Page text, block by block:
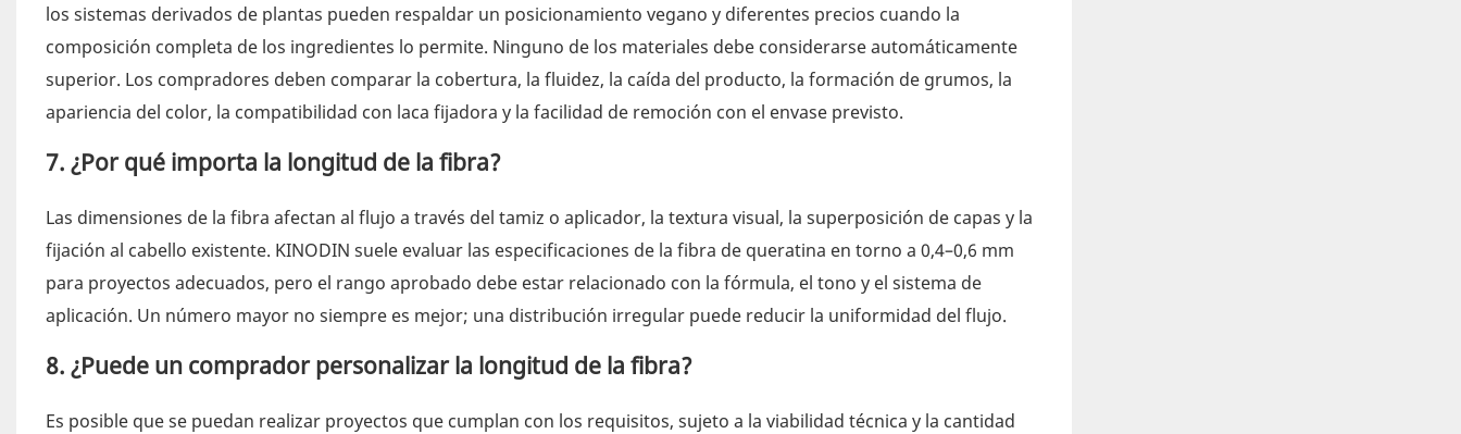
los sistemas derivados de plantas pueden respaldar un posicionamiento vegano y diferentes precios cuando la
composición completa de los ingredientes lo permite. Ninguno de los materiales debe considerarse automáticamente
superior. Los compradores deben comparar la cobertura, la fluidez, la caída del producto, la formación de grumos, la
apariencia del color, la compatibilidad con laca fijadora y la facilidad de remoción con el envase previsto.
7. ¿Por qué importa la longitud de la fibra?
Las dimensiones de la fibra afectan al flujo a través del tamiz o aplicador, la textura visual, la superposición de capas y la
fijación al cabello existente. KINODIN suele evaluar las especificaciones de la fibra de queratina en torno a 0,4–0,6 mm
para proyectos adecuados, pero el rango aprobado debe estar relacionado con la fórmula, el tono y el sistema de
aplicación. Un número mayor no siempre es mejor; una distribución irregular puede reducir la uniformidad del flujo.
8. ¿Puede un comprador personalizar la longitud de la fibra?
Es posible que se puedan realizar proyectos que cumplan con los requisitos, sujeto a la viabilidad técnica y la cantidad